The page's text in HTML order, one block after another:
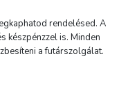
rendelésed. A
készpénzzel is. Minden
a futárszolgálat.